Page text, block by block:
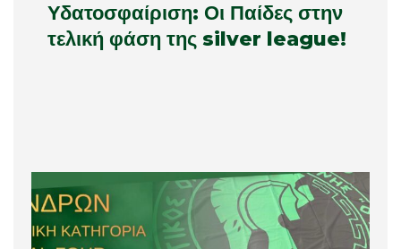
Υδατοσφαίριση: Οι Παίδες στην
τελική φάση της silver league!